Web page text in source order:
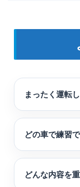
まったく運転
どの車で練習
どんな内容を